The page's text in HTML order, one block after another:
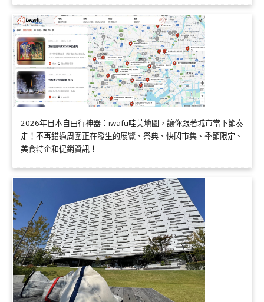
2026年日本自由行神器：iwafu哇芙地圖，讓你跟著城市當下節奏
走！不再錯過周圍正在發生的展覽、祭典、快閃市集、季節限定、
美食特企和促銷資訊！